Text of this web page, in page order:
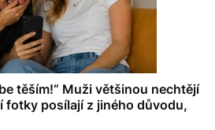
těším!“ Muži většinou nechtějí
fotky posílají z jiného důvodu,